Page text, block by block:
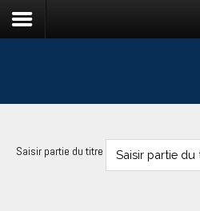
Saisir partie du titre